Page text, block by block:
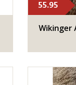
55.95
Wikinger